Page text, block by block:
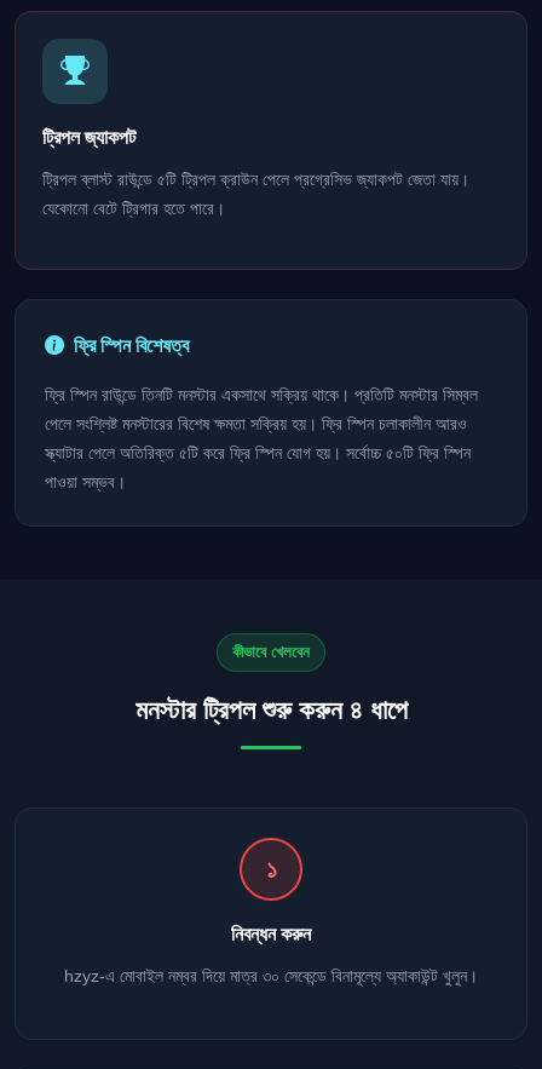
ট্রিপল জ্যাকপট
ট্রিপল ব্লাস্ট রাউন্ডে ৫টি ট্রিপল ক্রাউন পেলে প্রগ্রেসিভ জ্যাকপট জেতা যায়।
যেকোনো বেটে ট্রিগার হতে পারে।
ফ্রি স্পিন বিশেষত্ব
ফ্রি স্পিন রাউন্ডে তিনটি মনস্টার একসাথে সক্রিয় থাকে। প্রতিটি মনস্টার সিম্বল
পেলে সংশ্লিষ্ট মনস্টারের বিশেষ ক্ষমতা সক্রিয় হয়। ফ্রি স্পিন চলাকালীন আরও
স্ক্যাটার পেলে অতিরিক্ত ৫টি করে ফ্রি স্পিন যোগ হয়। সর্বোচ্চ ৫০টি ফ্রি স্পিন
পাওয়া সম্ভব।
কীভাবে খেলবেন
মনস্টার ট্রিপল শুরু করুন ৪ ধাপে
১
নিবন্ধন করুন
hzyz-এ মোবাইল নম্বর দিয়ে মাত্র ৩০ সেকেন্ডে বিনামূল্যে অ্যাকাউন্ট খুলুন।